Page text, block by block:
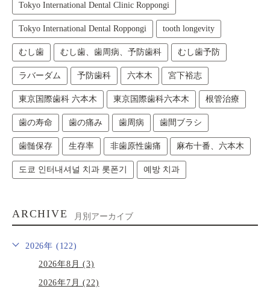
Tokyo International Dental Clinic Roppongi
Tokyo International Dental Roppongi tooth longevity
むし歯 むし歯、歯周病、予防歯科 むし歯予防
ラバーダム 予防歯科 六本木 宮下裕志
東京国際歯科 六本木 東京国際歯科六本木 根管治療
歯の寿命 歯の痛み 歯周病 歯間ブラシ
歯髄保存 生存率 非歯原性歯痛 麻布十番、六本木
도쿄 인터내셔널 치과 롯폰기 예방 치과
ARCHIVE 月別アーカイブ
2026年 (122)
2026年8月 (3)
2026年7月 (22)